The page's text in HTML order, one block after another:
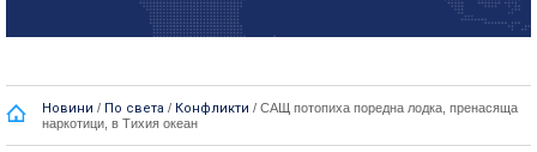
Новини / По света / Конфликти / САЩ потопиха поредна лодка, пренасяща
наркотици, в Тихия океан